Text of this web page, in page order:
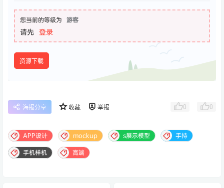
您当前的等级为 游客
请先 登录
资源下载
海报分享 收藏 举报 0 0
APP设计 mockup s展示模型
手持
手机样机
高端